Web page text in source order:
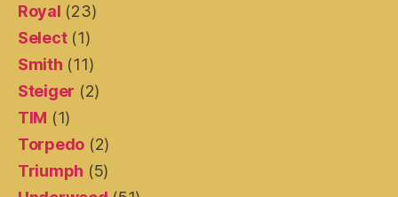
Royal (23)
Select(1)
Smith (11)
Steiger (2)
TIM (1)
Torpedo (2)
Triumph (5)